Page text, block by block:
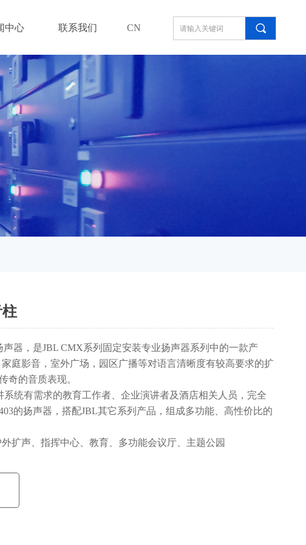
中心 联系我们 끠
CN
声器，是JBL CMX系列固定安装专业扬声器系列中的一款产
庭影音，室外广场，园区广播等对语言清晰度有较高要求的扩
奇的音质表现。
系统有需求的教育工作者、企业演讲者及酒店相关人员，完全
的扬声器，搭配JBL其它系列产品，组成多功能、高性价比的
扩声、指挥中心、教育、多功能会议厅、主题公园